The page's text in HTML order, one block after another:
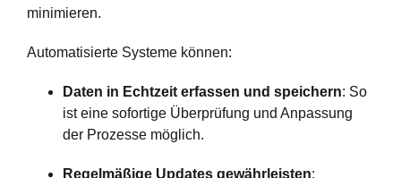
minimieren.
Automatisierte Systeme können:
Daten in Echtzeit erfassen und speichern: So
ist eine sofortige Überprüfung und Anpassung
der Prozesse möglich.
Regelmäßige Updates gewährleisten: